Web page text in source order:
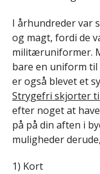
I århundreder var
og magt, fordi de
militæruniformer.
bare en uniform
er også blevet et
Strygefri skjorter
efter noget at
på på din aften i
muligheder
1) Kort